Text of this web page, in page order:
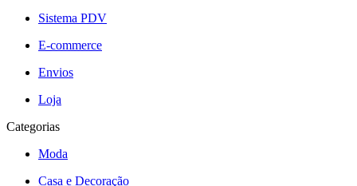
Sistema PDV
E-commerce
Envios
Loja
Categorias
Moda
Casa e Decoração